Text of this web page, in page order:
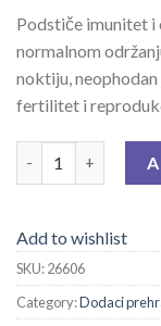
Podstiče imunitet
normalnom
noktiju, neophodan
fertilitet i
Add to wishlist
SKU:26606
Category:Dodaci